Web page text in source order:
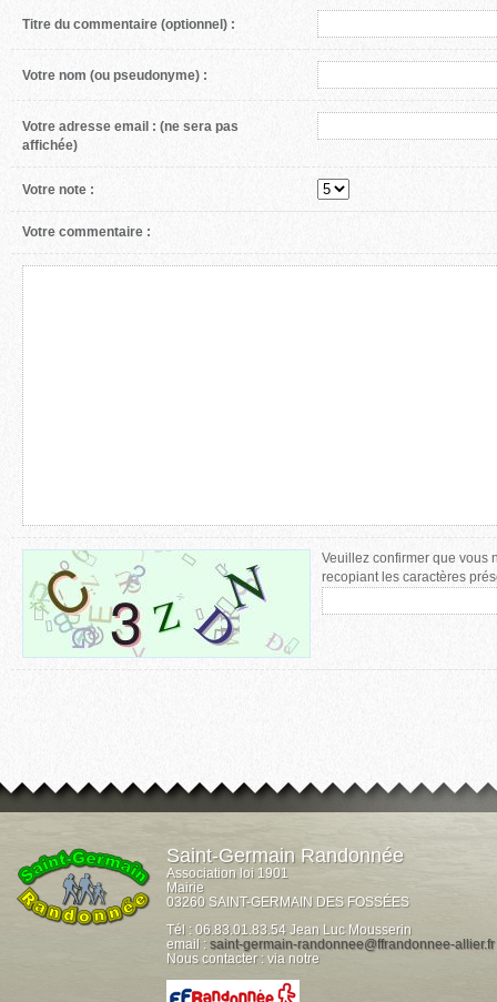
Titre du commentaire (optionnel) :
Votre nom (ou pseudonyme) :
Votre adresse email : (ne sera pas
affichée)
Votre note :
Votre commentaire :
Veuillez confirmer que vous
recopiant les caractères
Saint-Germain Randonnée
Association loi 1901
Mairie
03260 SAINT-GERMAIN DES FOSSÉES
Tél : 06.83.01.83.54 Jean Luc Mousserin
email : saint-germain-randonnee@ffrandonnee-allier.fr
Nous contacter : via notre